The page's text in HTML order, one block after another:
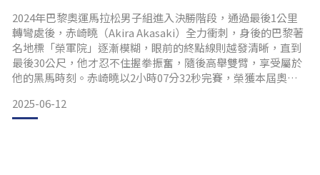
2024年巴黎奧運馬拉松男子組進入決勝階段，通過最後1公里
轉彎處後，赤崎曉（Akira Akasaki）全力衝刺，身後的巴黎著
名地標「榮軍院」逐漸模糊，眼前的終點線則越發清晰，直到
最後30公尺，他才忍不住握拳振奮，隨後高舉雙臂，享受屬於
他的黑馬時刻。赤崎曉以2小時07分32秒完賽，榮獲本屆奧運
——僅僅相差66秒。他的表現，與2016年里約奧運大迫傑同樣
第六的成績並列，平日本男子馬拉松奧運史上最佳紀錄，也讓
2025-06-12